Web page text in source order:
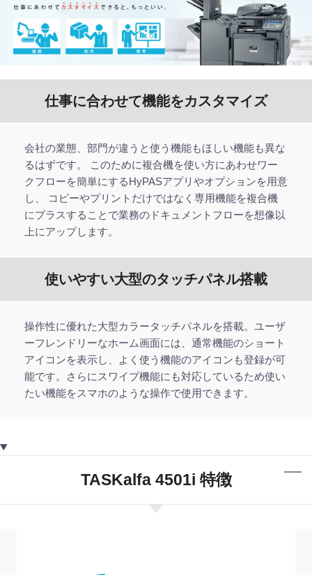
仕事に合わせて機能をカスタマイズ
会社の業態、部門が違うと使う機能もほしい機能も異な
るはずです。 このために複合機を使い方にあわせワー
クフローを簡単にするHyPASアプリやオプションを用意
し、 コピーやプリントだけではなく専用機能を複合機
にプラスすることで業務のドキュメントフローを想像以
上にアップします。
使いやすい大型のタッチパネル搭載
操作性に優れた大型カラータッチパネルを搭載。ユーザ
ーフレンドリーなホーム画面には、通常機能のショート
アイコンを表示し、よく使う機能のアイコンも登録が可
能です。さらにスワイプ機能にも対応しているため使い
たい機能をスマホのような操作で使用できます。
TASKalfa 4501i 特徴